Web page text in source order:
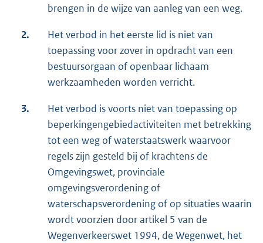
brengen in de wijze van aanleg van een weg.
2.
Het verbod in het eerste lid is niet van
toepassing voor zover in opdracht van een
bestuursorgaan of openbaar lichaam
werkzaamheden worden verricht.
3.
Het verbod is voorts niet van toepassing op
beperkingengebiedactiviteiten met betrekking
tot een weg of waterstaatswerk waarvoor
regels zijn gesteld bij of krachtens de
Omgevingswet, provinciale
omgevingsverordening of
waterschapsverordening of op situaties waarin
wordt voorzien door artikel 5 van de
Wegenverkeerswet 1994, de Wegenwet, het